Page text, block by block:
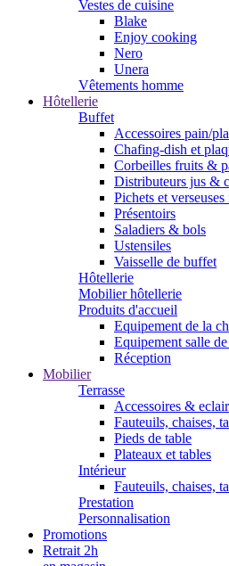
Vestes de cuisine
Blake
Enjoy cooking
Nero
Unera
Vêtements homme
Hôtellerie
Buffet
Accessoires pain/
Chafing-dish et
Corbeilles fruits &
Distributeurs jus &
Pichets et
Présentoirs
Saladiers & bols
Ustensiles
Vaisselle de buffet
Hôtellerie
Mobilier hôtellerie
Produits d'accueil
Equipement de la
Equipement salle
Réception
Mobilier
Terrasse
Accessoires &
Fauteuils, chaises,
Pieds de table
Plateaux et tables
Intérieur
Fauteuils, chaises,
Prestation
Personnalisation
Promotions
Retrait 2h